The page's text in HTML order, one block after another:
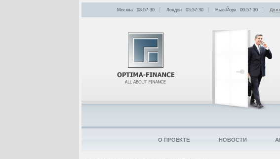
Москва 08:57:30 Лондон 05:57:30 Нью-Йорк 00:57:30
О ПРОЕКТЕ НОВОСТИ